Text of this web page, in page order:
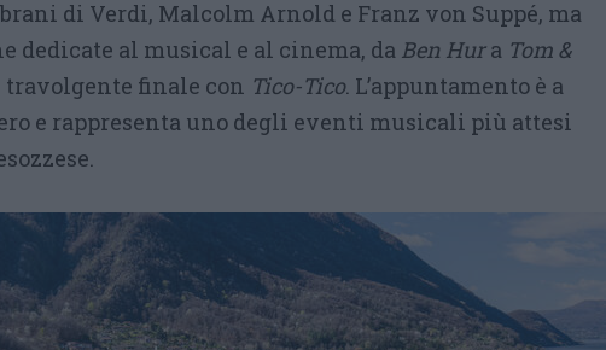
di Verdi, Malcolm Arnold e Franz von Suppé, ma
dedicate al musical e al cinema, da Ben Hura Tom &
travolgente finale con Tico-Tico. L’appuntamento è a
e rappresenta uno degli eventi musicali più attesi